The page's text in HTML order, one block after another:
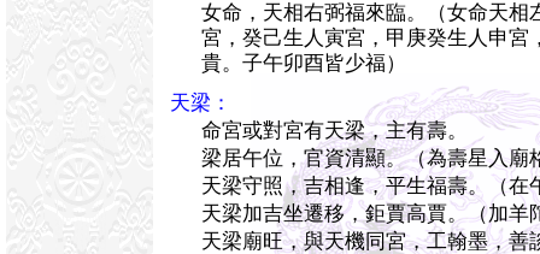
女命，天相右弼福來臨。（女命天相
宮，癸己生人寅宮，甲庚癸生人申宮
貴。子午卯酉皆少福）
天梁：
命宮或對宮有天梁，主有壽。
梁居午位，官資清顯。（為壽星入廟
天梁守照，吉相逢，平生福壽。（在
天梁加吉坐遷移，鉅賈高賈。（加羊
天梁廟旺，與天機同宮，工翰墨，善